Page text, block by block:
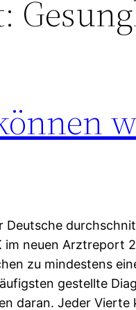
Deutsche
im neuen Arztreport
zu mindestens
gestellte
daran. Jeder Vierte